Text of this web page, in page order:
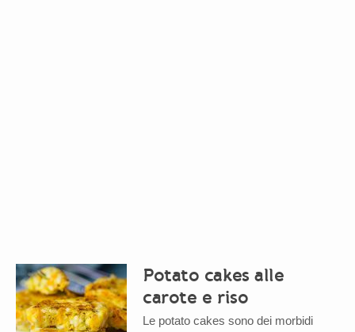
Potato cakes alle
carote e riso
Le potato cakes sono dei morbidi